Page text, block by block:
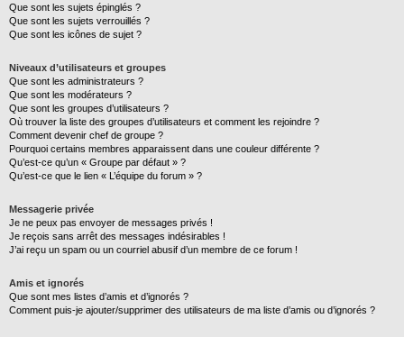
Que sont les sujets épinglés ?
Que sont les sujets verrouillés ?
Que sont les icônes de sujet ?
Niveaux d’utilisateurs et groupes
Que sont les administrateurs ?
Que sont les modérateurs ?
Que sont les groupes d’utilisateurs ?
Où trouver la liste des groupes d’utilisateurs et comment les rejoindre ?
Comment devenir chef de groupe ?
Pourquoi certains membres apparaissent dans une couleur différente ?
Qu’est-ce qu’un « Groupe par défaut » ?
Qu’est-ce que le lien « L’équipe du forum » ?
Messagerie privée
Je ne peux pas envoyer de messages privés !
Je reçois sans arrêt des messages indésirables !
J’ai reçu un spam ou un courriel abusif d’un membre de ce forum !
Amis et ignorés
Que sont mes listes d’amis et d’ignorés ?
Comment puis-je ajouter/supprimer des utilisateurs de ma liste d’amis ou d’ignorés ?